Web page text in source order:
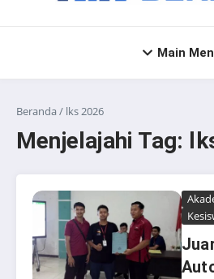
Main
Beranda / lks 2026
Menjelajahi Tag: